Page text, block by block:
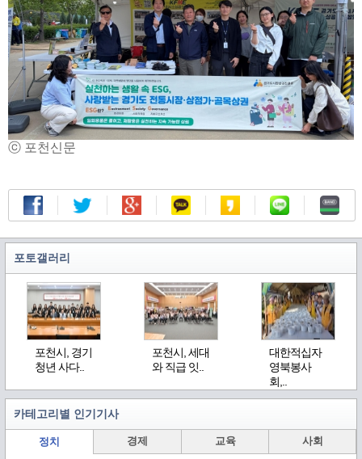
ⓒ 포천신문
포토갤러리
포천시, 경기
청년 사다..
포천시, 세대
와 직급 잇..
대한적십자
영북봉사
회,..
카테고리별 인기기사
정치 경제 교육 사회